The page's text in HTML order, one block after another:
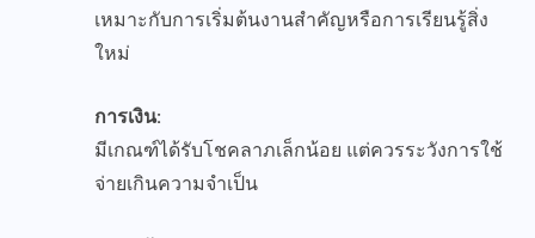
เหมาะกับการเริ่มต้นงานสำคัญหรือการเรียนรู้สิ่ง
ใหม่
การเงิน:
มีเกณฑ์ได้รับโชคลาภเล็กน้อย แต่ควรระวังการใช้
จ่ายเกินความจำเป็น